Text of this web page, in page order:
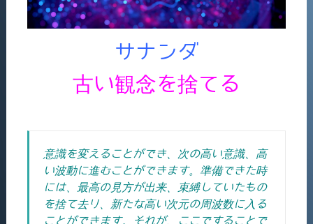
サナンダ
古い観念を捨てる
意識を変えることができ、次の高い意識、高
い波動に進むことができます。準備できた時
には、最高の見方が出来、束縛していたもの
を捨て去り、新たな高い次元の周波数に入る
ことができます。それが、ここですることで